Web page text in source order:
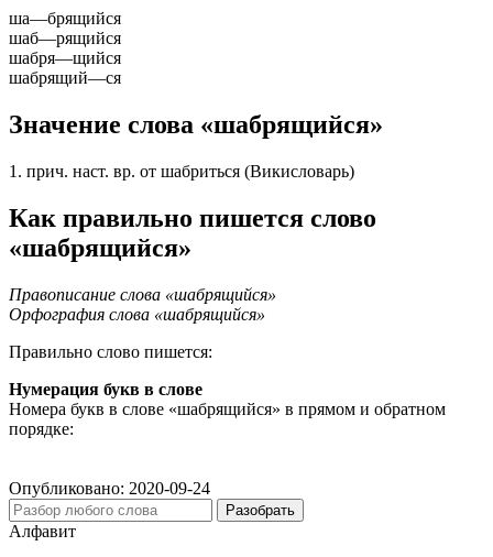
ша—брящийся
шаб—рящийся
шабря—щийся
шабрящий—ся
Значение слова «шабрящийся»
1. прич. наст. вр. от шабриться (Викисловарь)
Как правильно пишется слово
«шабрящийся»
Правописание слова «шабрящийся»
Орфография слова «шабрящийся»
Правильно слово пишется:
Нумерация букв в слове
Номера букв в слове «шабрящийся» в прямом и обратном
порядке:
Опубликовано: 2020-09-24
Разобрать
Алфавит